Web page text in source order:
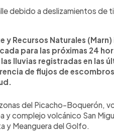
debido a deslizamientos de
y Recursos Naturales
para las próximas 24
lluvias registradas en las
de flujos de
del Picacho-Boquerón,
y complejo volcánico San
y Meanguera del Golfo.